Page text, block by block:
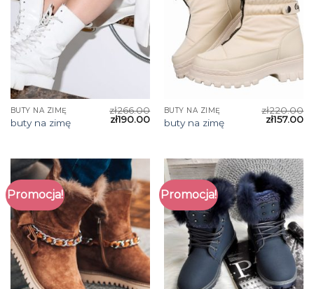
BUTY NA ZIMĘ
buty na zimę
zł266.00
zł190.00
BUTY NA ZIMĘ
buty na zimę
zł220.00
zł157.00
Promocja! Promocja!